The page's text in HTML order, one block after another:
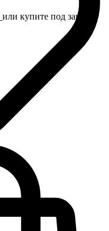
или купите под заказ!